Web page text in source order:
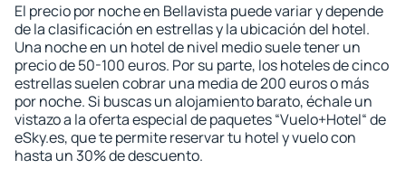
El precio por noche en Bellavista puede variar y depende
de la clasificación en estrellas y la ubicación del hotel.
Una noche en un hotel de nivel medio suele tener un
precio de 50-100 euros. Por su parte, los hoteles de cinco
estrellas suelen cobrar una media de 200 euros o más
por noche. Si buscas un alojamiento barato, échale un
vistazo a la oferta especial de paquetes “Vuelo+Hotel“ de
eSky.es, que te permite reservar tu hotel y vuelo con
hasta un 30% de descuento.